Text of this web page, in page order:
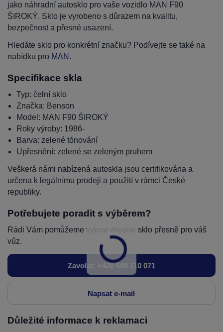
jako náhradní autosklo pro vaše vozidlo MAN F90
ŠIROKÝ. Sklo je vyrobeno s důrazem na kvalitu,
bezpečnost a přesné usazení.
Hledáte sklo pro konkrétní značku? Podívejte se také na
nabídku pro MAN .
Specifikace skla
Typ: čelní sklo
Značka: Benson
Model: MAN F90 ŠIROKÝ
Roky výroby: 1986-
Barva: zelené tónování
Upřesnění: zelené se zeleným pruhem
Veškerá námi nabízená autoskla jsou certifikována a
určena k legálnímu prodeji a použití v rámci České
republiky.
Potřebujete poradit s výběrem?
Rádi Vám pomůžeme vybrat vhodné sklo přesně pro váš
vůz.
Zavolat: +420 608 110 071
Napsat e-mail
Důležité informace k reklamaci